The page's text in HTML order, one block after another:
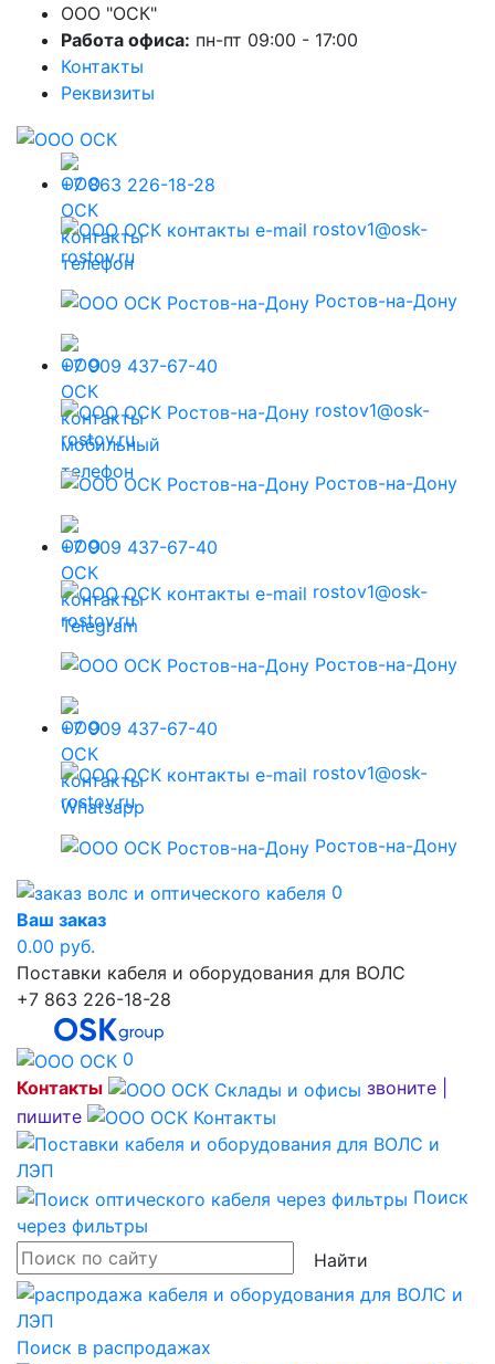
ООО "ОСК"
Работа офиса: пн-пт 09:00 - 17:00
Контакты
Реквизиты
+7 863 226-18-28
rostov1@osk-
rostov.ru
Ростов-на-Дону
+7 909 437-67-40
rostov1@osk-
rostov.ru
Ростов-на-Дону
+7 909 437-67-40
rostov1@osk-
rostov.ru
Ростов-на-Дону
+7 909 437-67-40
rostov1@osk-
rostov.ru
Ростов-на-Дону
0
Ваш заказ
0.00 руб.
Поставки кабеля и оборудования для ВОЛС
+7 863 226-18-28
0
Контакты
звоните |
пишите
Поиск
через фильтры
Найти
Поиск в распродажах